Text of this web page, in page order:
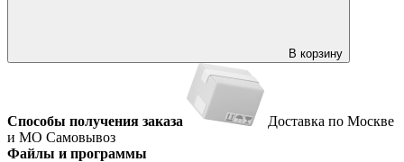
В корзину
Способы получения заказа
Доставка по Москве
и МО Самовывоз
Файлы и программы